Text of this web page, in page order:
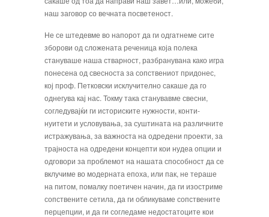
наш заговор со вечната посветеност.
Не се штедевме во напорот да ги одгатнеме сите
зборови од сложената реченица која поле­ка
стануваше наша стварност, разбранувана како игра
понесена од свесноста за сопствениот придо­нес,
кој проф. Петковски исклучително сакаше да го
однегува кај нас. Токму така станувавме свес­ни,
согледувајќи ги историските нужности, конти­
нуитети и условувања, за суштината на различните
истражувања, за важноста на одредени проекти, за
трајноста на одредени концепти кои нудеа опции и
одговори за проблемот на нашата способност да се
вклучиме во модерната епоха, или пак, не тераше
на питом, помалку поетичен начин, да ги изостри­ме
сопствените сетила, да ги обликуваме сопстве­ните
перцепции, и да ги согледаме недостатоците кои